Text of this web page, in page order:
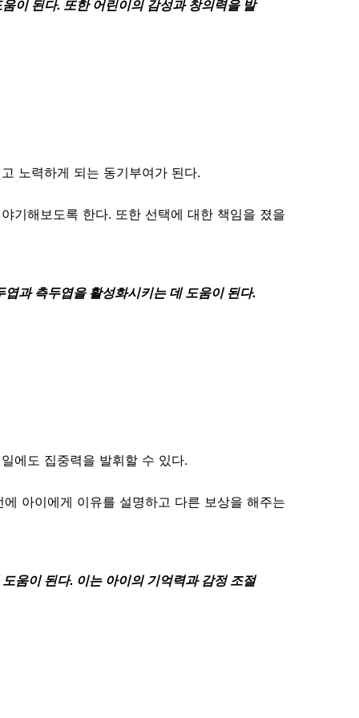
이 된다. 또한 어린이의 감성과 창의력을 발
노력하게 되는 동기부여가 된다.
기해보도록 한다. 또한 선택에 대한 책임을 졌을
과 측두엽을 활성화시키는 데 도움이 된다.
에도 집중력을 발휘할 수 있다.
아이에게 이유를 설명하고 다른 보상을 해주는
움이 된다. 이는 아이의 기억력과 감정 조절